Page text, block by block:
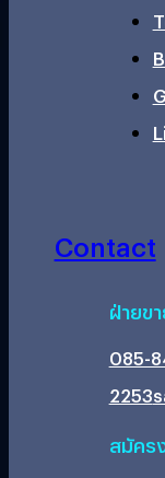
Contact
ฝ่ายข
085-
2253
สมัคร